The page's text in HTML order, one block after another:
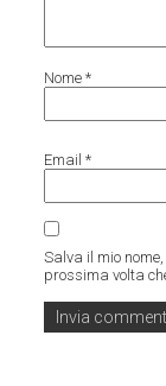
Nome*
Email*
Salva il mio
prossima volta